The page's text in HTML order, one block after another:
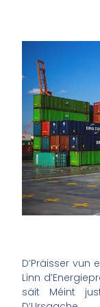
D’Präisser vun
Linn
säit Méint